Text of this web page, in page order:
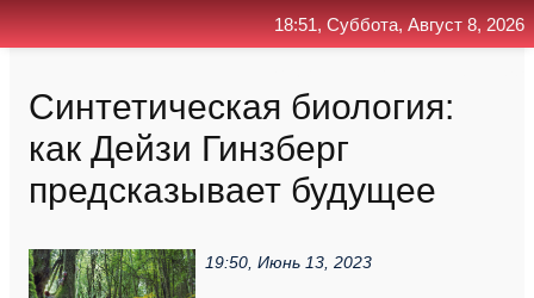
Синтетическая биология:
как Дейзи Гинзберг
предсказывает будущее
19:50, Июнь 13, 2023
18:51, Суббота, Август 8, 2026